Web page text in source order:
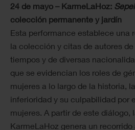
24 de mayo – KarmeLaHoz:
colección permanente y jardín
Esta performance establece una
la colección y citas de autores
tiempos y de diversas
que se evidencian los roles de
mujeres a lo largo de la historia,
inferioridad y su culpabilidad por
mujeres. A partir de este diálogo,
KarmeLaHoz genera un recorrido